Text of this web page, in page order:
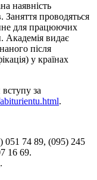
наявність
Заняття проводяться
для працюючих
Академія видає
після
у країнах
за
.
051 74 89, (095) 245
16 69.
.